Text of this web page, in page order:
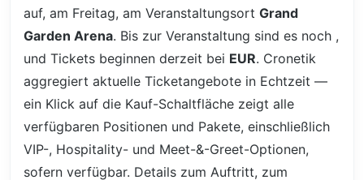
auf, am Freitag, am Veranstaltungsort Grand
Garden Arena. Bis zur Veranstaltung sind es noch ,
und Tickets beginnen derzeit bei EUR. Cronetik
aggregiert aktuelle Ticketangebote in Echtzeit —
ein Klick auf die Kauf-Schaltfläche zeigt alle
verfügbaren Positionen und Pakete, einschließlich
VIP-, Hospitality- und Meet-&-Greet-Optionen,
sofern verfügbar. Details zum Auftritt, zum